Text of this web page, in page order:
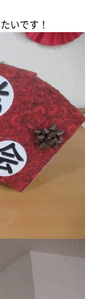
いです！